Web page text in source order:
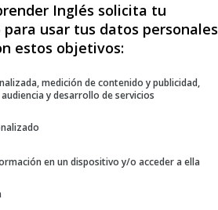
Inglés solicita tu
usar tus datos personales
estos objetivos:
medición de contenido y publicidad,
y desarrollo de servicios
en un dispositivo y/o acceder a ella